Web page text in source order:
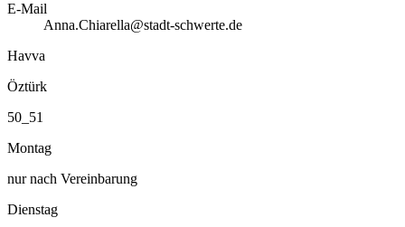
E-Mail
Anna.Chiarella@stadt-schwerte.de
Havva
Öztürk
50_51
Montag
nur nach Vereinbarung
Dienstag